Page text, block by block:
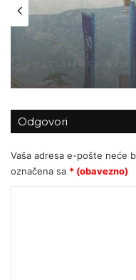
06/04/2026
25 GODINA
UPADA U
POČETKA
HRVATA
Odgovori
Vaša adresa e-pošte neće
označena sa * (obavezno)